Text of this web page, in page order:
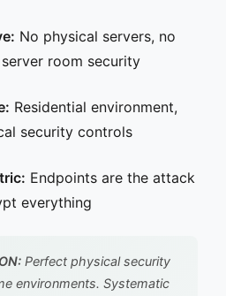
No physical servers, no
room security
Residential environment,
security controls
Endpoints are the attack
everything
Perfect physical security
environments. Systematic